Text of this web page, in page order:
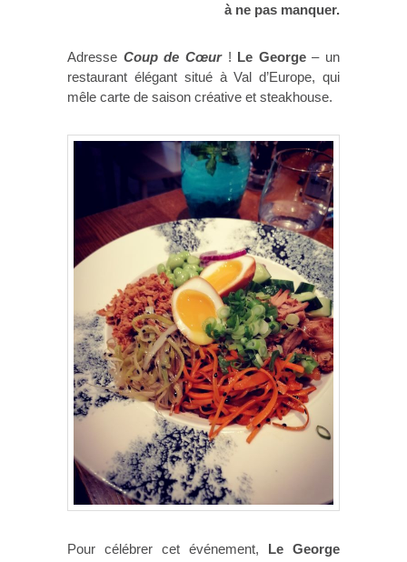
à ne pas manquer.
Adresse Coup de Cœur! Le George– un
restaurant élégant situé à Val d’Europe, qui
mêle carte de saison créative et steakhouse.
Pour célébrer cet événement, Le George